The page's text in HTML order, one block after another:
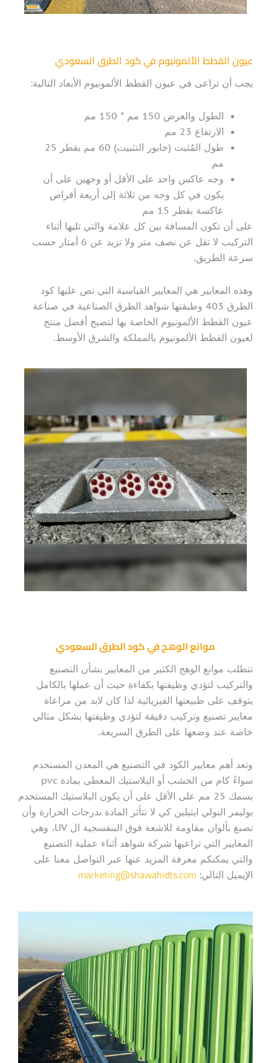
عيون القطط الألمونيوم في كود الطرق السعودي
يجب أن تراعى في عيون القطط الألمونيوم الأبعاد التالية:
الطول والعرض 150 مم * 150 مم
الارتفاع 23 مم
طول المُثبت (خابور التثبيت) 60 مم بقطر 25
مم
وجه عاكس واحد على الأقل أو وجهين على أن
يكون في كل وجه من ثلاثة إلى أربعة أقراص
عاكسة بقطر 15 مم
على أن تكون المسافة بين كل علامة والتي تليها أثناء
التركيب لا تقل عن نصف متر ولا تزيد عن 6 أمتار حسب
سرعة الطريق.
وهذه المعايير هي المعايير القياسية التي نص عليها كود
الطرق 403 وطبقتها شواهد الطرق الصناعية في صناعة
عيون القطط الألمونيوم الخاصة بها لتصبح أفضل منتج
لعيون القطط الألمونيوم بالمملكة والشرق الأوسط.
موانع الوهج في كود الطرق السعودي
تتطلب موانع الوهج الكثير من المعايير بشأن التصنيع
والتركيب لتؤدي وظيفتها بكفاءة حيث أن عملها بالكامل
يتوقف على طبيعتها الفيزيائية لذا كان لابد من مراعاة
معايير تصنيع وتركيب دقيقة لتؤدي وظيفتها بشكل مثالي
خاصة عند وضعها على الطرق السريعة.
وتعد أهم معايير الكود في التصنيع هي المعدن المستخدم
سواءً كام من الخشب أو البلاستيك المغطى بمادة pvc
بسمك 25 مم على الأقل على أن يكون البلاستيك المستخدم
بوليمر البولي ايثيلين كي لا تتأثر المادة بدرجات الحرارة وأن
تصبغ بألوان مقاومة للاشعة فوق البنفسجية ال UV، وهي
المعايير التي تراعيها شركة شواهد أثناء عملية التصنيع
والتي يمكنكم معرفة المزيد عنها عبر التواصل معنا على
الإيميل التالي: marketing@shawahidts.com